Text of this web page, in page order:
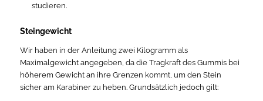
studieren.
Steingewicht
Wir haben in der Anleitung zwei Kilogramm als
Maximalgewicht angegeben, da die Tragkraft des Gummis bei
höherem Gewicht an ihre Grenzen kommt, um den Stein
sicher am Karabiner zu heben. Grundsätzlich jedoch gilt: